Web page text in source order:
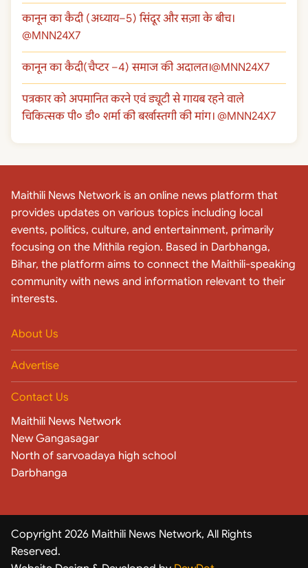
कानून का कैदी (अध्याय–5) सिंदूर और सज़ा के बीच।
@MNN24X7
कानून का कैदी(चैप्टर –4) समाज की अदालत।@MNN24X7
पत्रकार को अपमानित करने एवं ड्यूटी से गायब रहने वाले
चिकित्सक पी० डी० शर्मा की बर्खास्तगी की मांग। @MNN24X7
Maithili News Network is an online news platform that
provides updates on various topics including local
events, politics, culture, and entertainment, primarily
focusing on the Mithila region. Based in Darbhanga,
Bihar, the platform aims to connect the Maithili-speaking
community with news and information relevant to their
interests.
About Us
Advertise
Contact Us
Maithili News Network
New Gangasagar
North of sarvoadaya high school
Darbhanga
Copyright 2026 Maithili News Network, All Rights
Reserved.